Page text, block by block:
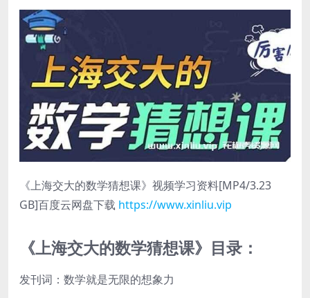
《上海交大的数学猜想课》视频学习资料[MP4/3.23
GB]百度云网盘下载 https://www.xinliu.vip
《上海交大的数学猜想课》目录：
发刊词：数学就是无限的想象力